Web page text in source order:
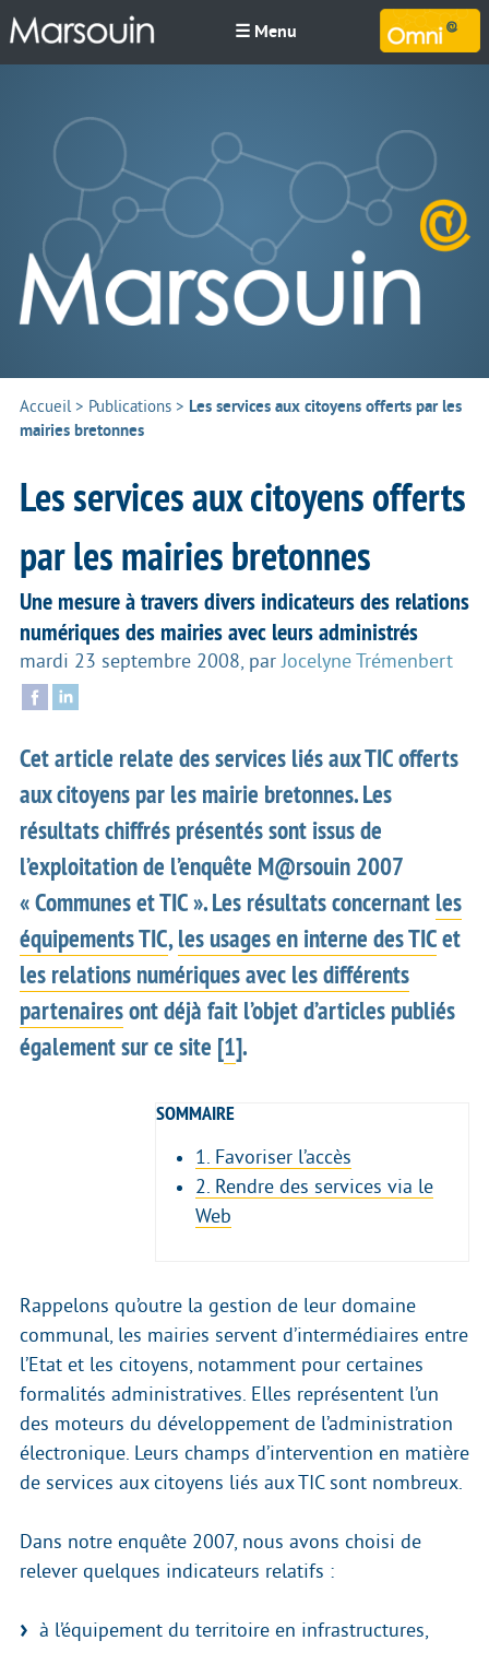
☰ Menu
Accueil> Publications > Les services aux citoyens offerts par les
mairies bretonnes
Les services aux citoyens offerts
par les mairies bretonnes
Une mesure à travers divers indicateurs des relations
numériques des mairies avec leurs administrés
mardi 23 septembre 2008, parJocelyne Trémenbert
Cet article relate des services liés aux TIC offerts
aux citoyens par les mairie bretonnes. Les
résultats chiffrés présentés sont issus de
l’exploitation de l’enquête M@rsouin 2007
« Communes et TIC ». Les résultats concernant les
équipements TIC,les usages en interne des TICet
les relations numériques avec les différents
partenairesont déjà fait l’objet d’articles publiés
également sur ce site [1].
SOMMAIRE
1. Favoriser l’accès
2. Rendre des services via le
Web
Rappelons qu’outre la gestion de leur domaine
communal, les mairies servent d’intermédiaires entre
l’Etat et les citoyens, notamment pour certaines
formalités administratives. Elles représentent l’un
des moteurs du développement de l’administration
électronique. Leurs champs d’intervention en matière
de services aux citoyens liés aux TIC sont nombreux.
Dans notre enquête 2007, nous avons choisi de
relever quelques indicateurs relatifs :
à l’équipement du territoire en infrastructures,